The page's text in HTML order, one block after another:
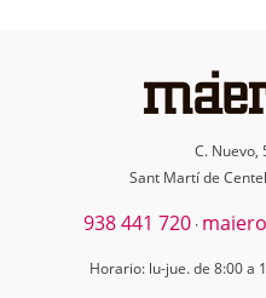
C. Nuevo,
Sant Martí de
938 441 720·
Horario: lu-jue. de 8:00 a